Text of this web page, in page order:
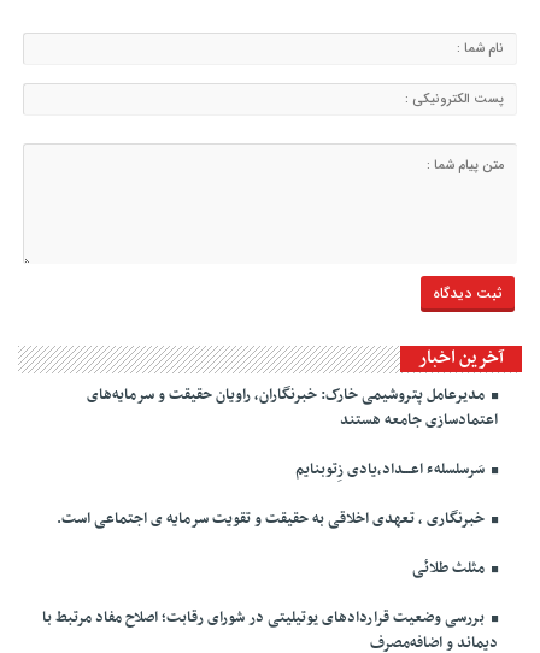
آخرین اخبار
مدیرعامل پتروشیمی خارک: خبرنگاران، راویان حقیقت و سرمایه‌های
اعتمادسازی جامعه هستند
سَرسلسلهء اعـــداد،یادی زِتوبنایم
خبرنگاری ، تعهدی اخلاقی به حقیقت و تقویت سرمایه ی اجتماعی است.
مثلث طلائی
بررسی وضعیت قراردادهای یوتیلیتی در شورای رقابت؛ اصلاح مفاد مرتبط با
دیماند و اضافه‌مصرف